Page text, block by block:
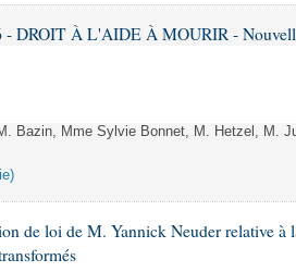
- DROIT À L'AIDE À MOURIR -
Bazin, Mme Sylvie Bonnet, M. Hetzel, M.
de loi de M. Yannick Neuder relative à